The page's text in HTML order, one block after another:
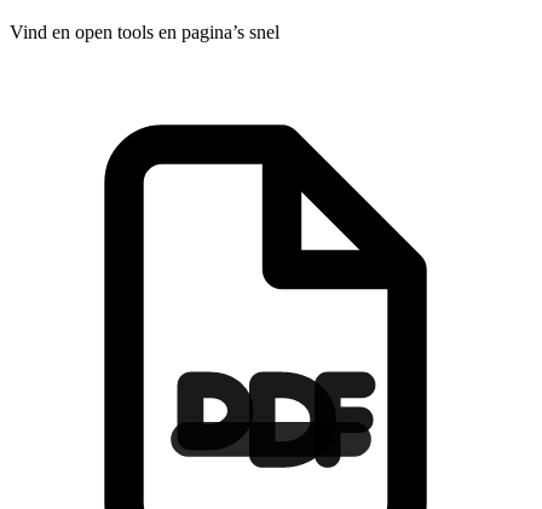
Vind en open tools en pagina’s snel